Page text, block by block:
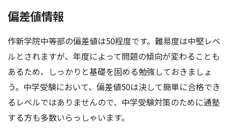
偏差値情報
作新学院中等部の偏差値は50程度です。難易度は中堅レベ
ルとされますが、年度によって問題の傾向が変わることも
あるため、しっかりと基礎を固める勉強しておきましょ
う。中学受験において、偏差値50は決して簡単に合格でき
るレベルではありませんので、中学受験対策のために通塾
する方も多数いらっしゃいます。